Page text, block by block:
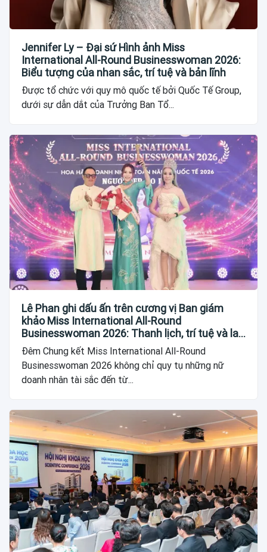
Jennifer Ly – Đại sứ Hình ảnh Miss
International All-Round Businesswoman 2026:
Biểu tượng của nhan sắc, trí tuệ và bản lĩnh
Được tổ chức với quy mô quốc tế bởi Quốc Tế Group,
dưới sự dẫn dắt của Trưởng Ban Tổ...
Lê Phan ghi dấu ấn trên cương vị Ban giám
khảo Miss International All-Round
Businesswoman 2026: Thanh lịch, trí tuệ và lan
tỏa giá trị của người phụ nữ hiện đại
Đêm Chung kết Miss International All-Round
Businesswoman 2026 không chỉ quy tụ những nữ
doanh nhân tài sắc đến từ...